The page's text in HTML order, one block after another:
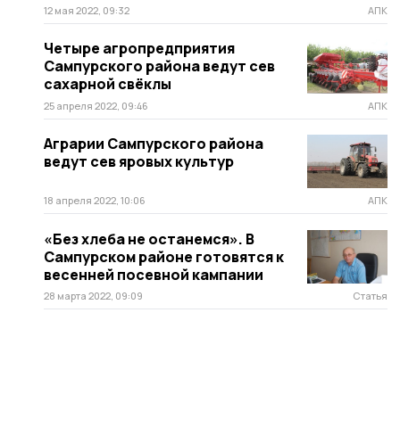
12 мая 2022, 09:32 АПК
Четыре агропредприятия
Сампурского района ведут сев
сахарной свёклы
25 апреля 2022, 09:46 АПК
Аграрии Сампурского района
ведут сев яровых культур
18 апреля 2022, 10:06 АПК
«Без хлеба не останемся». В
Сампурском районе готовятся к
весенней посевной кампании
28 марта 2022, 09:09 Статья